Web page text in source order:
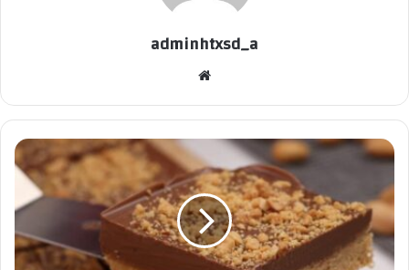
adminhtxsd_a
طريقة
عمل
فول
السوداني
بالشوكولاتة..
حلوى
سريعة